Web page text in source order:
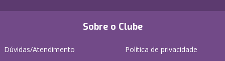
Sobre o Clube
Dúvidas/Atendimento
Política de privacidade